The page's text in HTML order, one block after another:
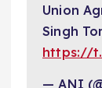
Union
Singh
https://
— ANI